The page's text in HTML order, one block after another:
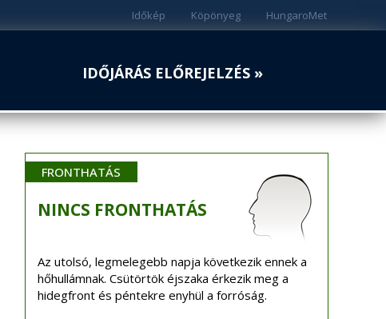
HungaroMet
Köpönyeg
Időkép
IDŐJÁRÁS ELŐREJELZÉS »
FRONTHATÁS
NINCS FRONTHATÁS
Az utolsó, legmelegebb napja következik ennek a
hőhullámnak. Csütörtök éjszaka érkezik meg a
hidegfront és péntekre enyhül a forróság.